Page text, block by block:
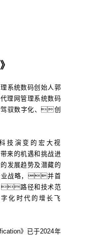
系统数码创始人郭
理网管理系统数码
驭数字化、创
技演变的宏大视
来的机遇和挑战进
发展趋势及潜藏的
业战略，并首
路径和技术范
化时代的增长飞
》已于2024年